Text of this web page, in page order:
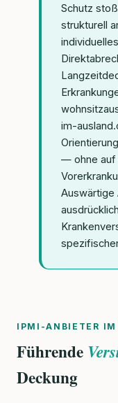
Schutz
strukturell
im-
— ohne auf
Auswärtige
IPMI-ANBIETER IM
Führende
Deckung